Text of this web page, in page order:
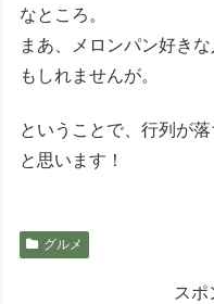
なところ。
まあ、メロンパン好き
もしれませんが。
ということで、行列が
と思います！
グルメ
スポ